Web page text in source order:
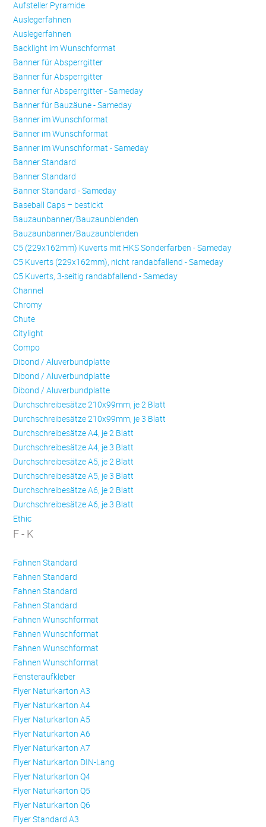
Aufsteller Pyramide
Auslegerfahnen
Auslegerfahnen
Backlight im Wunschformat
Banner für Absperrgitter
Banner für Absperrgitter
Banner für Absperrgitter - Sameday
Banner für Bauzäune - Sameday
Banner im Wunschformat
Banner im Wunschformat
Banner im Wunschformat - Sameday
Banner Standard
Banner Standard
Banner Standard - Sameday
Baseball Caps – bestickt
Bauzaunbanner/Bauzaunblenden
Bauzaunbanner/Bauzaunblenden
C5 (229x162mm) Kuverts mit HKS Sonderfarben - Sameday
C5 Kuverts (229x162mm), nicht randabfallend - Sameday
C5 Kuverts, 3-seitig randabfallend - Sameday
Channel
Chromy
Chute
Citylight
Compo
Dibond / Aluverbundplatte
Dibond / Aluverbundplatte
Dibond / Aluverbundplatte
Durchschreibesätze 210x99mm, je 2 Blatt
Durchschreibesätze 210x99mm, je 3 Blatt
Durchschreibesätze A4, je 2 Blatt
Durchschreibesätze A4, je 3 Blatt
Durchschreibesätze A5, je 2 Blatt
Durchschreibesätze A5, je 3 Blatt
Durchschreibesätze A6, je 2 Blatt
Durchschreibesätze A6, je 3 Blatt
Ethic
F - K
Fahnen Standard
Fahnen Standard
Fahnen Standard
Fahnen Standard
Fahnen Wunschformat
Fahnen Wunschformat
Fahnen Wunschformat
Fahnen Wunschformat
Fensteraufkleber
Flyer Naturkarton A3
Flyer Naturkarton A4
Flyer Naturkarton A5
Flyer Naturkarton A6
Flyer Naturkarton A7
Flyer Naturkarton DIN-Lang
Flyer Naturkarton Q4
Flyer Naturkarton Q5
Flyer Naturkarton Q6
Flyer Standard A3